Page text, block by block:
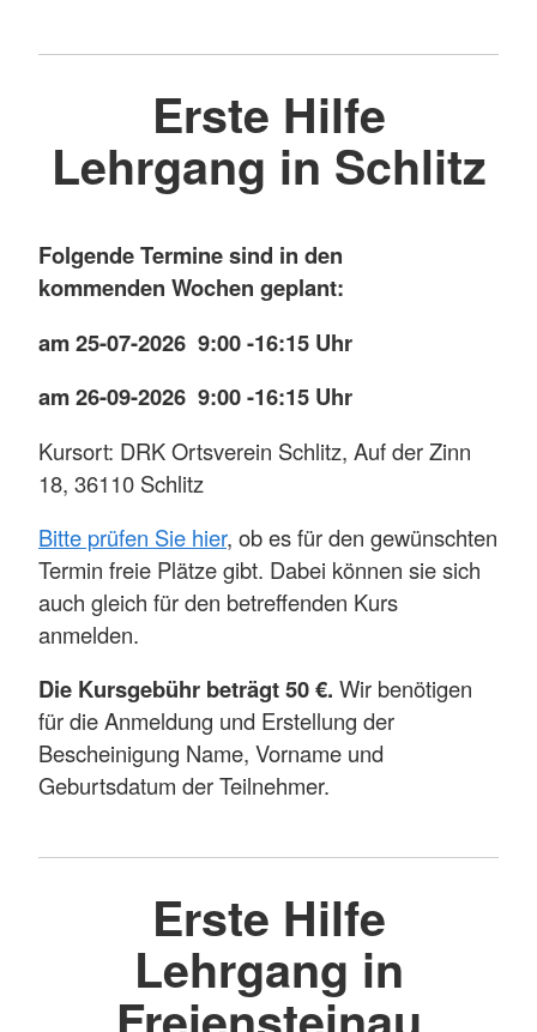
Erste Hilfe
Lehrgang in Schlitz
Folgende Termine sind in den
kommenden Wochen geplant:
am 25-07-2026 9:00 -16:15 Uhr
am 26-09-2026 9:00 -16:15 Uhr
Kursort: DRK Ortsverein Schlitz, Auf der Zinn
18, 36110 Schlitz
Bitte prüfen Sie hier, ob es für den gewünschten
Termin freie Plätze gibt. Dabei können sie sich
auch gleich für den betreffenden Kurs
anmelden.
Die Kursgebühr beträgt 50 €. Wir benötigen
für die Anmeldung und Erstellung der
Bescheinigung Name, Vorname und
Geburtsdatum der Teilnehmer.
Erste Hilfe
Lehrgang in